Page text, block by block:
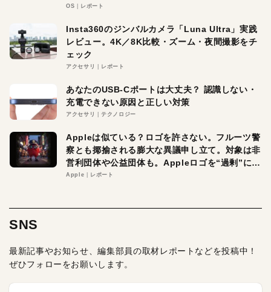
OS レポート
Insta360のジンバルカメラ「Luna Ultra」実践
レビュー。4K／8K比較・ズーム・夜間撮影をチ
ェック
アクセサリ レポート
あなたのUSB-Cポートは大丈夫？ 認識しない・
充電できない原因と正しい対策
アクセサリ テクノロジー
Appleは似ている？ロゴを許さない。フルーツ警
察とも揶揄される膨大な異議申し立て。対象は非
営利団体や公益団体も。Appleロゴを“過剰”に守
る理由とは
Apple レポート
SNS
最新記事やお知らせ、編集部員の取材レポートなどを投稿中！
ぜひフォローをお願いします。